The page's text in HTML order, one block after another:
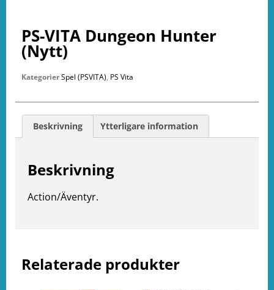
Relaterade produkter
PS-VITA Dungeon Hunter
(Nytt)
KategorierSpel (PSVITA), PS Vita
Beskrivning Ytterligare information
Beskrivning
Action/Äventyr.